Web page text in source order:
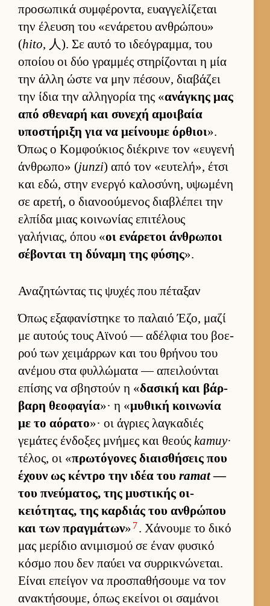
προσωπικά συμ­φέροντα, ευαγ­γελίζεται
την έλευση του «ενάρετου αν­θρώπου»
(hito, 人). Σε αυτό το ιδεόγραμ­μα, του
οποίου οι δύο γραμ­μές στηρίζονται η μία
την άλλη ώστε να μην πέσουν, δια­βάζει
την ίδια την αλ­ληγορία της «ανάγκης μας
από σθεναρή και συνεχή αμοι­βαία
υποστήριξη για να μεί­νουμε όρ­θιοι».
Όπως ο Κομ­φού­κιος διέκρινε τον «ευ­γενή
άν­θρωπο» (junzi) από τον «ευ­τελή», έτσι
και εδώ, στην ενεργό καλοσύνη, υψωμένη
σε αρετή, ο δια­νοού­μενος δια­βλέπει την
ελ­πίδα μιας κοι­νωνίας επιτέλους
γαλήνιας, όπου «οι ενάρετοι άν­θρωποι
σέβονται τη δύναμη της φύσης».
Αναζητώντας τις ψυχές που πέταξαν
Όπως εξαφανίστηκε το παλαιό Έζο, μαζί
με αυ­τούς τους Αϊνού — αδέλ­φια του βοε­
ρού των χει­μάρ­ρων και του θρήνου του
ανέμου στα φυλ­λώματα — απει­λού­νται
επίσης να σβηστούν η «δασική και βάρ­
βαρη θεοφαγία»· η «μυθική κοι­νωνία
με το αόρατο»· οι άγριες λαγκαδιές
γεμάτες έν­δοξες μνήμες και θεούς kamuy·
τέλος, οι «πρωτόγονες διαι­σθήσεις που
έχουν ως κέντρο την ιδέα του ramat—
του πνεύ­ματος, της μυστικής οι­
κειότητας, της καρ­διάς του αν­θρώπου
και των πραγ­μάτων» 7. Χάνουμε το δικό
μας μερίδιο ανιμισμού σε έναν φυσικό
κόσμο που δεν παύει να συρ­ρικνώνεται.
Εί­ναι επεί­γον να προσπαθήσουμε να τον
ανακτήσου­με, όπως εκεί­νοι οι σαμάνοι